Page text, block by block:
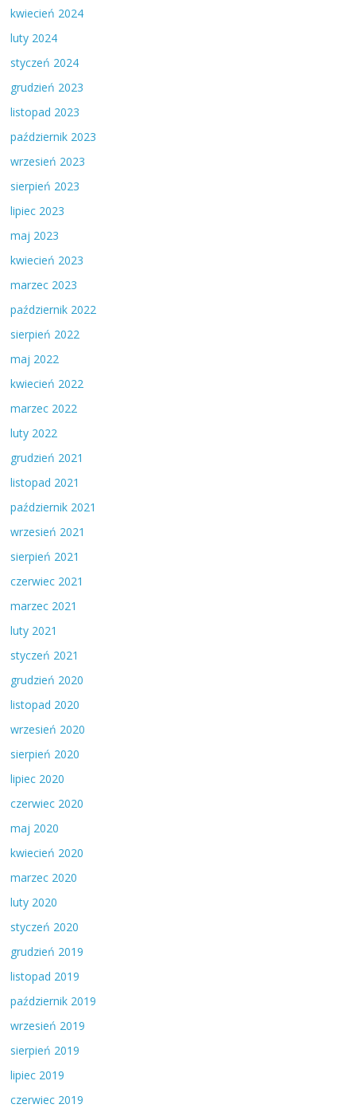
kwiecień 2024
luty 2024
styczeń 2024
grudzień 2023
listopad 2023
październik 2023
wrzesień 2023
sierpień 2023
lipiec 2023
maj 2023
kwiecień 2023
marzec 2023
październik 2022
sierpień 2022
maj 2022
kwiecień 2022
marzec 2022
luty 2022
grudzień 2021
listopad 2021
październik 2021
wrzesień 2021
sierpień 2021
czerwiec 2021
marzec 2021
luty 2021
styczeń 2021
grudzień 2020
listopad 2020
wrzesień 2020
sierpień 2020
lipiec 2020
czerwiec 2020
maj 2020
kwiecień 2020
marzec 2020
luty 2020
styczeń 2020
grudzień 2019
listopad 2019
październik 2019
wrzesień 2019
sierpień 2019
lipiec 2019
czerwiec 2019